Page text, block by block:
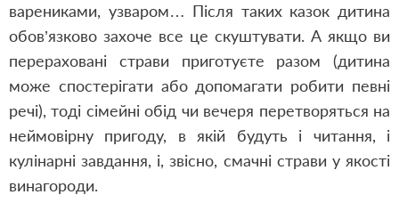
варениками, узваром… Після таких казок дитина
обов’язково захоче все це скуштувати. А якщо ви
перераховані страви приготуєте разом (дитина
може спостерігати або допомагати робити певні
речі), тоді сімейні обід чи вечеря перетворяться на
неймовірну пригоду, в якій будуть і читання, і
кулінарні завдання, і, звісно, смачні страви у якості
винагороди.